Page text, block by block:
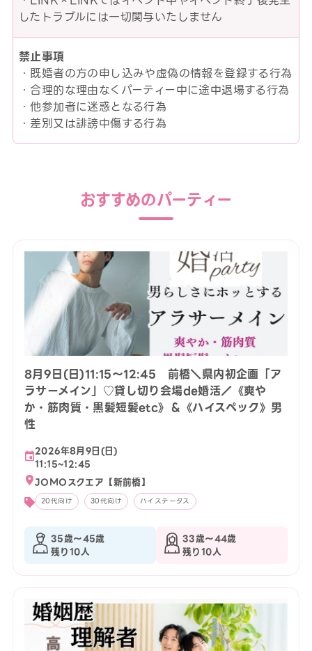
したトラブルには一切関与いたしません
禁止事項
・既婚者の方の申し込みや虚偽の情報を登録する行為
・合理的な理由なくパーティー中に途中退場する行為
・他参加者に迷惑となる行為
・差別又は誹謗中傷する行為
おすすめのパーティー
8月9日(日)11:15〜12:45 前橋＼県内初企画「ア
ラサーメイン」♡貸し切り会場de婚活／《爽や
か・筋肉質・黒髪短髪etc》＆《ハイスペック》男
性
2026年8月9日(日)
11:15~12:45
JOMOスクエア【新前橋】
20代向け 30代向け ハイステータス
35歳〜45歳
残り10人
33歳〜44歳
残り10人